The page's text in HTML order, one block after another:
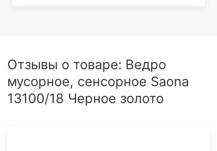
Отзывы о товаре: Ведро
мусорное, сенсорное Saona
13100/18 Черное золото